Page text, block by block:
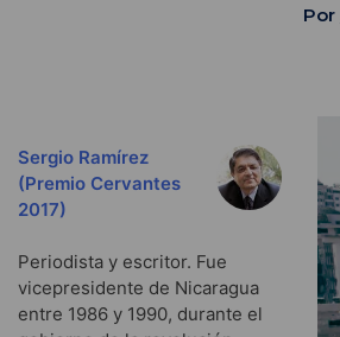
Por
Sergio Ramírez
(Premio Cervantes
2017)
Periodista y escritor. Fue
vicepresidente de Nicaragua
entre 1986 y 1990, durante el